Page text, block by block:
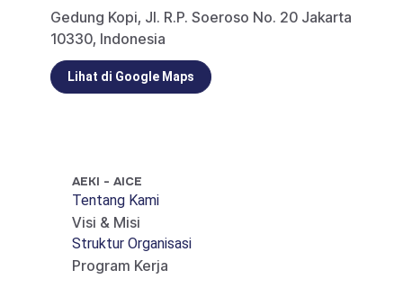
Gedung Kopi, Jl. R.P. Soeroso No. 20 Jakarta
10330, Indonesia
Lihat di Google Maps
AEKI - AICE
Tentang Kami
Visi & Misi
Struktur Organisasi
Program Kerja